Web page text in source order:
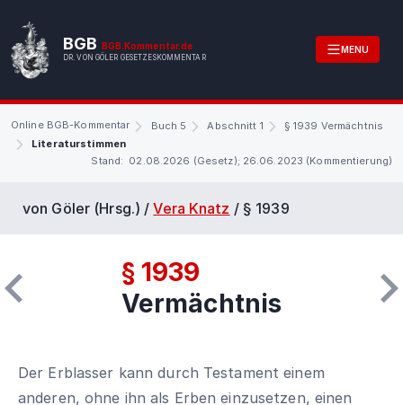
BGB BGB.Kommentar.de
DR. VON GÖLER GESETZESKOMMENTAR
MENU
Online BGB-Kommentar Buch 5 Abschnitt 1
§ 1939 Vermächtnis
Literaturstimmen
Stand: 02.08.2026 (Gesetz); 26.06.2023 (Kommentierung)
von Göler (Hrsg.) /Vera Knatz / § 1939
§ 1939
Vermächtnis
Der Erblasser kann durch Testament einem
anderen, ohne ihn als Erben einzusetzen, einen